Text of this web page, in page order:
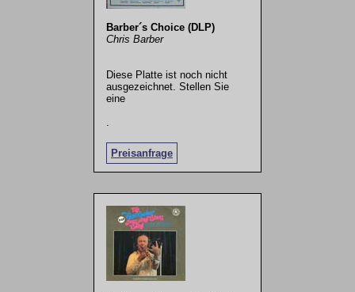
Barber´s Choice (DLP)
Chris Barber
Diese Platte ist noch nicht
ausgezeichnet. Stellen Sie
eine
Preisanfrage
.